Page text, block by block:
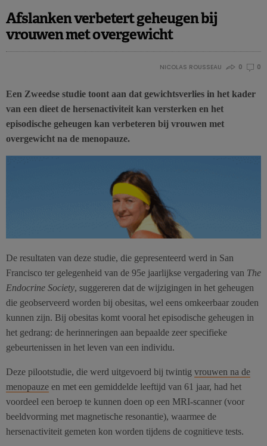
Afslanken verbetert geheugen bij
vrouwen met overgewicht
NICOLAS ROUSSEAU 0 0
Een Zweedse studie toont aan dat gewichtsverlies in het kader
van een dieet de hersenactiviteit kan versterken en het
episodische geheugen kan verbeteren bij vrouwen met
overgewicht na de menopauze.
De resultaten van deze studie, die gepresenteerd werd in San
Francisco ter gelegenheid van de 95e jaarlijkse vergadering van The
Endocrine Society, suggereren dat de wijzigingen in het geheugen
die geobserveerd worden bij obesitas, wel eens omkeerbaar zouden
kunnen zijn. Bij obesitas komt vooral het episodische geheugen in
het gedrang: de herinneringen aan bepaalde zeer specifieke
gebeurtenissen in het leven van een individu.
Deze pilootstudie, die werd uitgevoerd bij twintig vrouwen na de
menopauze en met een gemiddelde leeftijd van 61 jaar, had het
voordeel een beroep te kunnen doen op een MRI-scanner (voor
beeldvorming met magnetische resonantie), waarmee de
hersenactiviteit gemeten kon worden tijdens de cognitieve tests.